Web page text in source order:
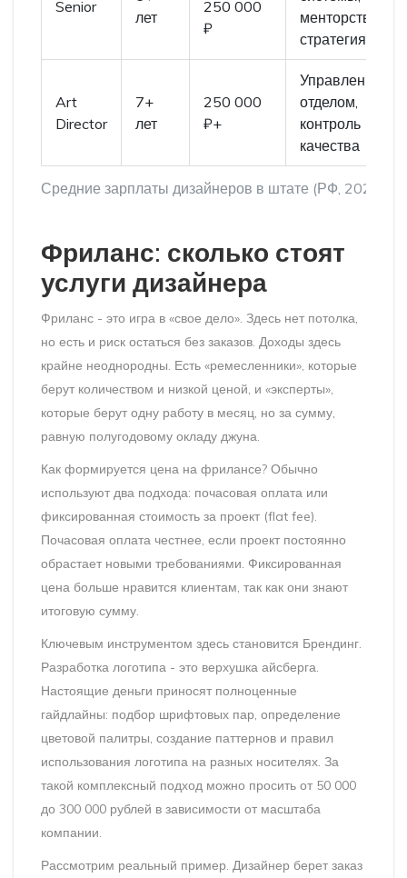
Средние зарплаты дизайнеров в штате (РФ, 2026)
Senior
лет
250 000
₽
менторство,
стратегия
Art
Director
7+
лет
250 000
₽+
Управление
отделом,
контроль
качества
Фриланс: сколько стоят
услуги дизайнера
Фриланс - это игра в «свое дело». Здесь нет потолка,
но есть и риск остаться без заказов. Доходы здесь
крайне неоднородны. Есть «ремесленники», которые
берут количеством и низкой ценой, и «эксперты»,
которые берут одну работу в месяц, но за сумму,
равную полугодовому окладу джуна.
Как формируется цена на фрилансе? Обычно
используют два подхода: почасовая оплата или
фиксированная стоимость за проект (flat fee).
Почасовая оплата честнее, если проект постоянно
обрастает новыми требованиями. Фиксированная
цена больше нравится клиентам, так как они знают
итоговую сумму.
Ключевым инструментом здесь становится Брендинг.
Разработка логотипа - это верхушка айсберга.
Настоящие деньги приносят полноценные
гайдлайны: подбор шрифтовых пар, определение
цветовой палитры, создание паттернов и правил
использования логотипа на разных носителях. За
такой комплексный подход можно просить от 50 000
до 300 000 рублей в зависимости от масштаба
компании.
Рассмотрим реальный пример. Дизайнер берет заказ